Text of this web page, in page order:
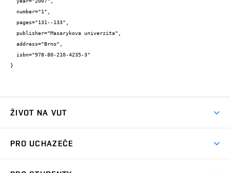
}
ŽIVOT NA VUT
Koleje
PRO UCHAZEČE